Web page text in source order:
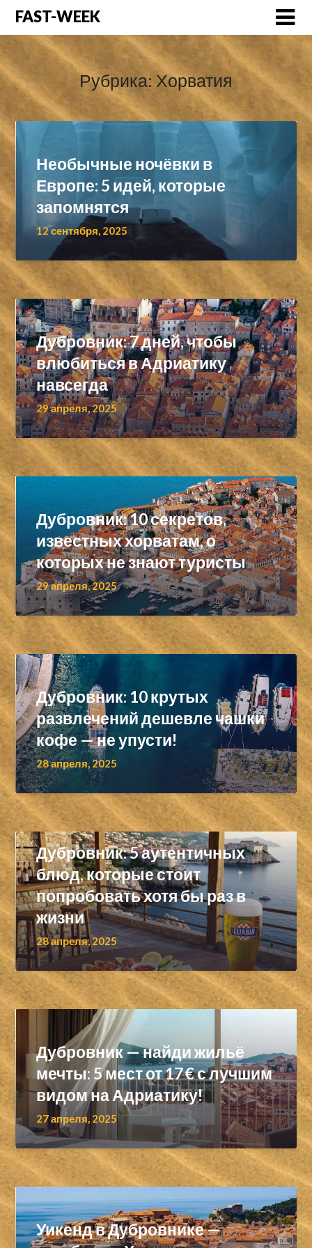
Перейти
содержимому
FAST-WEEK
Рубрика: Хорватия
Необычные ночёвки в
Европе: 5 идей, которые
запомнятся
12 сентября, 2025
Дубровник: 7 дней, чтобы
влюбиться в Адриатику
навсегда
29 апреля, 2025
Дубровник: 10 секретов,
известных хорватам, о
которых не знают туристы
29 апреля, 2025
Дубровник: 10 крутых
развлечений дешевле чашки
кофе — не упусти!
28 апреля, 2025
Дубровник: 5 аутентичных
блюд, которые стоит
попробовать хотя бы раз в
жизни
28 апреля, 2025
Дубровник — найди жильё
мечты: 5 мест от 17 € с лучшим
видом на Адриатику!
27 апреля, 2025
Уикенд в Дубровнике —